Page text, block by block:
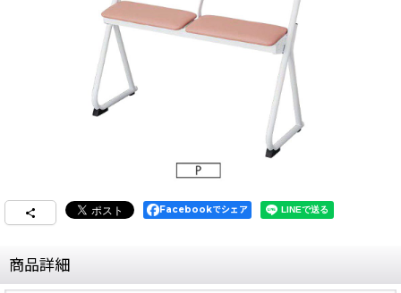
Facebookでシェア
商品詳細